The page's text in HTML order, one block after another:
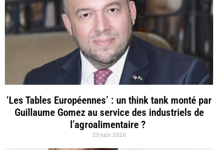
‘Les Tables Européennes’ : un think tank monté par
Guillaume Gomez au service des industriels de
l’agroalimentaire ?
23 juin 2026